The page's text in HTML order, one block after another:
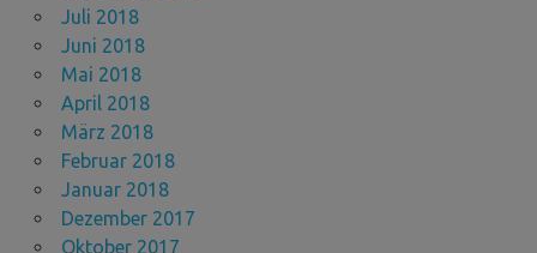
Juli 2018
Juni 2018
Mai 2018
April 2018
März 2018
Februar 2018
Januar 2018
Dezember 2017
Oktober 2017